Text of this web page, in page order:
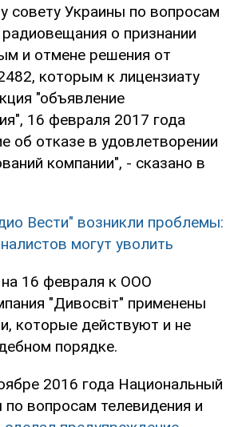
совету Украины по вопросам
о признании
и отмене решения от
которым к лицензиату
"объявление
16 февраля 2017 года
об отказе в удовлетворении
компании", - сказано в
Вести" возникли проблемы:
могут уволить
16 февраля к ООО
"Дивосвіт" применены
которые действуют и не
порядке.
2016 года Национальный
по вопросам телевидения и